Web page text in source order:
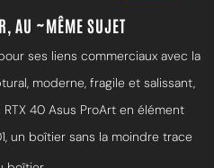
AU ~MÊME SUJET
ses liens commerciaux avec la
moderne, fragile et salissant,
40 Asus ProArt en élément
un boîtier sans la moindre trace